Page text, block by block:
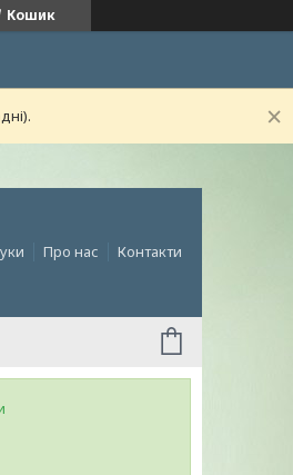
Кошик
Про нас Контакти